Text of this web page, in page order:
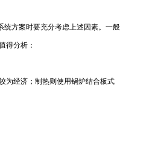
统方案时要充分考虑上述因素。一般
得分析：
为经济；制热则使用锅炉结合板式